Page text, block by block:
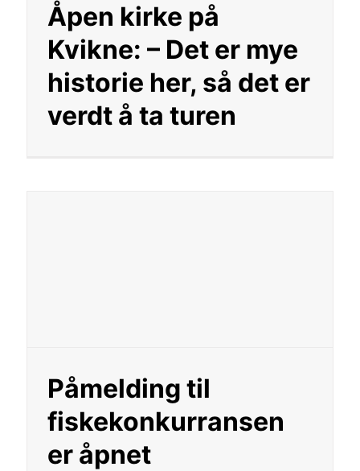
Åpen kirke på
Kvikne: – Det er mye
historie her, så det er
verdt å ta turen
Påmelding til
fiskekonkurransen
er åpnet